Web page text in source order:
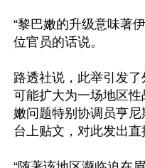
“黎巴嫩的升级意味著
位官员的话说。
路透社说，此举引发
可能扩大为一场地区
嫩问题特别协调员亨
台上贴文，对此发出直